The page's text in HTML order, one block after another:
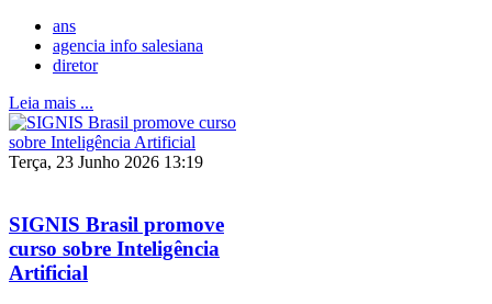
ans
agencia info salesiana
diretor
Leia mais ...
Terça, 23 Junho 2026 13:19
SIGNIS Brasil promove
curso sobre Inteligência
Artificial